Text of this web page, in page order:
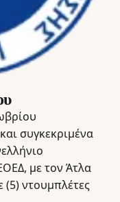
συγκεκριμένα
με τον Άτλα
(5) ντουμπλέτες